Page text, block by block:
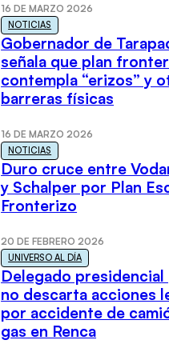
16 DE MARZO 2026
NOTICIAS
Gobernador de
señala que plan
contempla “erizos” y
barreras físicas
16 DE MARZO 2026
NOTICIAS
Duro cruce entre
y Schalper por Plan
Fronterizo
20 DE FEBRERO 2026
UNIVERSO AL DÍA
Delegado presidencial
no descarta acciones
por accidente de
gas en Renca